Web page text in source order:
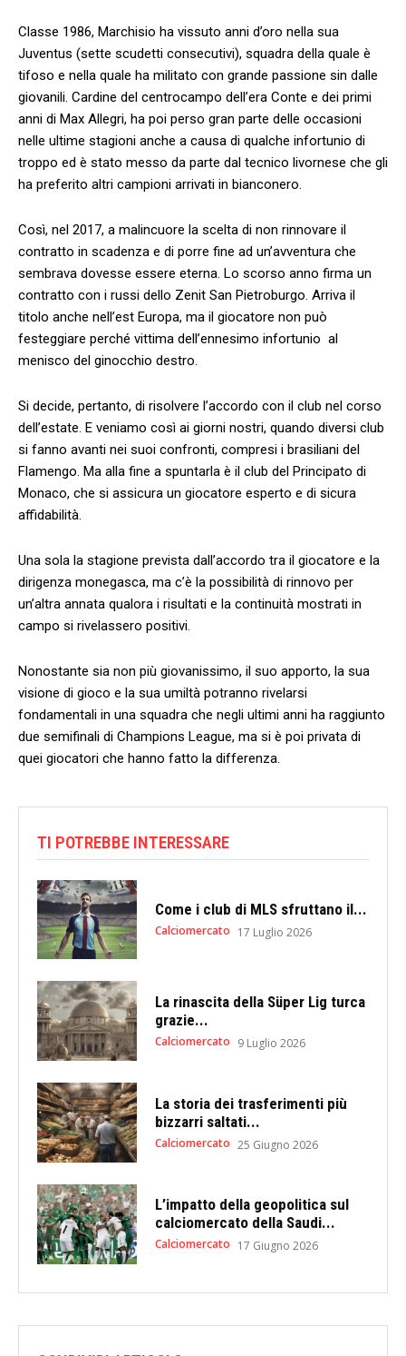
Classe 1986, Marchisio ha vissuto anni d’oro nella sua
Juventus (sette scudetti consecutivi), squadra della quale è
tifoso e nella quale ha militato con grande passione sin dalle
giovanili. Cardine del centrocampo dell’era Conte e dei primi
anni di Max Allegri, ha poi perso gran parte delle occasioni
nelle ultime stagioni anche a causa di qualche infortunio di
troppo ed è stato messo da parte dal tecnico livornese che gli
ha preferito altri campioni arrivati in bianconero.
Così, nel 2017, a malincuore la scelta di non rinnovare il
contratto in scadenza e di porre fine ad un’avventura che
sembrava dovesse essere eterna. Lo scorso anno firma un
contratto con i russi dello Zenit San Pietroburgo. Arriva il
titolo anche nell’est Europa, ma il giocatore non può
festeggiare perché vittima dell’ennesimo infortunio al
menisco del ginocchio destro.
Si decide, pertanto, di risolvere l’accordo con il club nel corso
dell’estate. E veniamo così ai giorni nostri, quando diversi club
si fanno avanti nei suoi confronti, compresi i brasiliani del
Flamengo. Ma alla fine a spuntarla è il club del Principato di
Monaco, che si assicura un giocatore esperto e di sicura
affidabilità.
Una sola la stagione prevista dall’accordo tra il giocatore e la
dirigenza monegasca, ma c’è la possibilità di rinnovo per
un’altra annata qualora i risultati e la continuità mostrati in
campo si rivelassero positivi.
Nonostante sia non più giovanissimo, il suo apporto, la sua
visione di gioco e la sua umiltà potranno rivelarsi
fondamentali in una squadra che negli ultimi anni ha raggiunto
due semifinali di Champions League, ma si è poi privata di
quei giocatori che hanno fatto la differenza.
TI POTREBBE INTERESSARE
Come i club di MLS sfruttano il...
Calciomercato 17 Luglio 2026
La rinascita della Süper Lig turca
grazie...
Calciomercato 9 Luglio 2026
La storia dei trasferimenti più
bizzarri saltati...
Calciomercato 25 Giugno 2026
L’impatto della geopolitica sul
calciomercato della Saudi...
Calciomercato 17 Giugno 2026